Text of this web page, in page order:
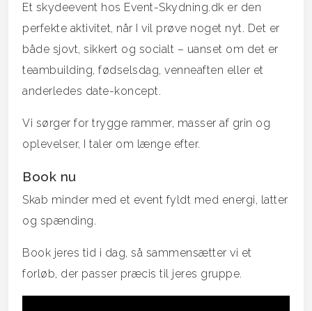
Et skydeevent hos Event-Skydning.dk er den
perfekte aktivitet, når I vil prøve noget nyt. Det er
både sjovt, sikkert og socialt – uanset om det er
teambuilding, fødselsdag, venneaften eller et
anderledes date-koncept.
Vi sørger for trygge rammer, masser af grin og
oplevelser, I taler om længe efter.
Book nu
Skab minder med et event fyldt med energi, latter
og spænding.
Book jeres tid i dag, så sammensætter vi et
forløb, der passer præcis til jeres gruppe.